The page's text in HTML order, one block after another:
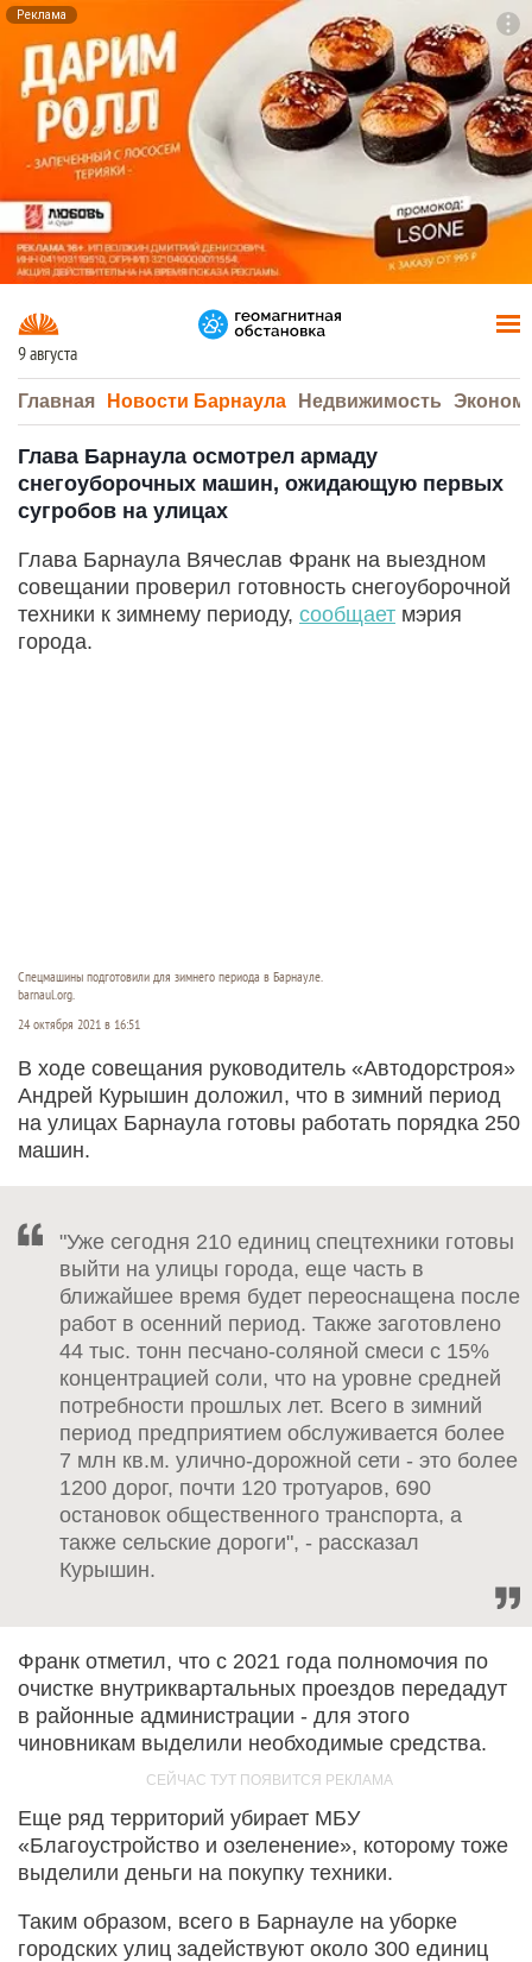
Реклама
9 августа
Главная Новости Барнаула Недвижимость
Глава Барнаула осмотрел армаду
снегоуборочных машин, ожидающую первых
сугробов на улицах
Глава Барнаула Вячеслав Франк на выездном
совещании проверил готовность снегоуборочной
техники к зимнему периоду, сообщает мэрия
города.
Спецмашины подготовили для зимнего периода в Барнауле.
barnaul.org.
24 октября 2021 в 16:51
В ходе совещания руководитель «Автодорстроя»
Андрей Курышин доложил, что в зимний период
на улицах Барнаула готовы работать порядка 250
машин.
"Уже сегодня 210 единиц спецтехники готовы
выйти на улицы города, еще часть в
ближайшее время будет переоснащена после
работ в осенний период. Также заготовлено
44 тыс. тонн песчано-соляной смеси с 15%
концентрацией соли, что на уровне средней
потребности прошлых лет. Всего в зимний
период предприятием обслуживается более
7 млн кв.м. улично-дорожной сети - это более
1200 дорог, почти 120 тротуаров, 690
остановок общественного транспорта, а
также сельские дороги", - рассказал
Курышин.
Франк отметил, что с 2021 года полномочия по
очистке внутриквартальных проездов передадут
в районные администрации - для этого
чиновникам выделили необходимые средства.
Еще ряд территорий убирает МБУ
«Благоустройство и озеленение», которому тоже
выделили деньги на покупку техники.
Таким образом, всего в Барнауле на уборке
городских улиц задействуют около 300 единиц